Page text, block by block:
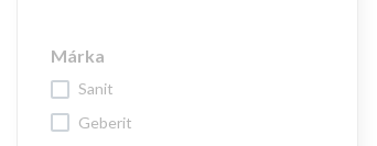
Márka
sanit
geberit